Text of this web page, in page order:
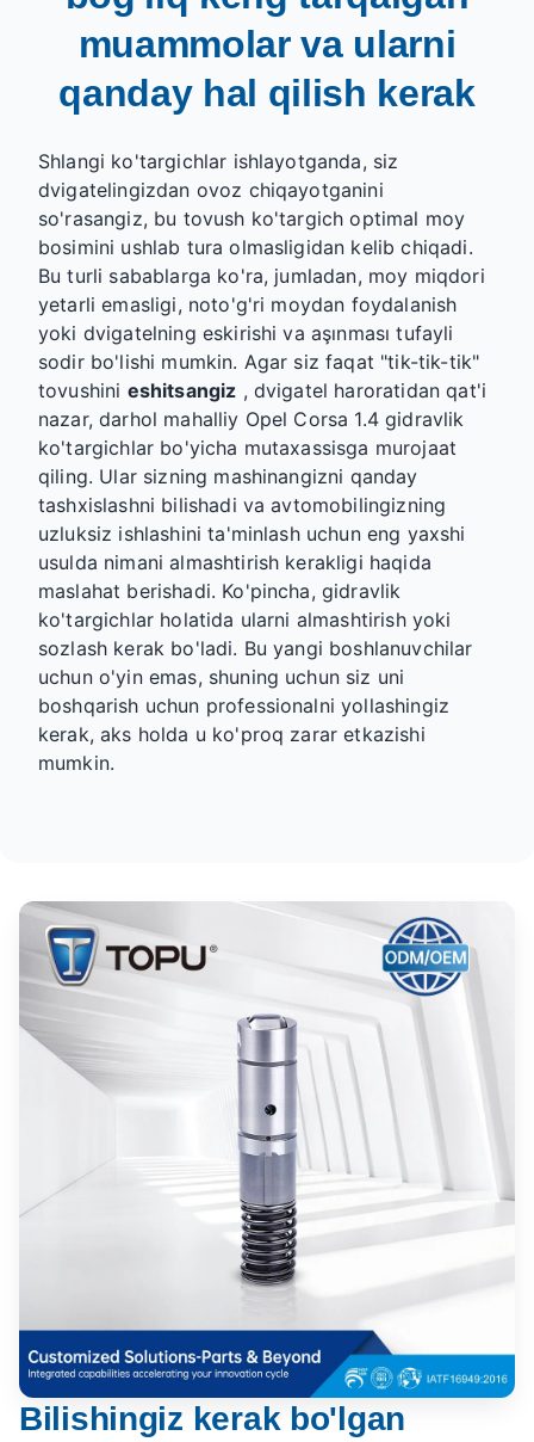
muammolar va ularni
qanday hal qilish kerak
Shlangi ko'targichlar ishlayotganda, siz
dvigatelingizdan ovoz chiqayotganini
so'rasangiz, bu tovush ko'targich optimal moy
bosimini ushlab tura olmasligidan kelib chiqadi.
Bu turli sabablarga ko'ra, jumladan, moy miqdori
yetarli emasligi, noto'g'ri moydan foydalanish
yoki dvigatelning eskirishi va aşınması tufayli
sodir bo'lishi mumkin. Agar siz faqat "tik-tik-tik"
tovushini eshitsangiz , dvigatel haroratidan qat'i
nazar, darhol mahalliy Opel Corsa 1.4 gidravlik
ko'targichlar bo'yicha mutaxassisga murojaat
qiling. Ular sizning mashinangizni qanday
tashxislashni bilishadi va avtomobilingizning
uzluksiz ishlashini ta'minlash uchun eng yaxshi
usulda nimani almashtirish kerakligi haqida
maslahat berishadi. Ko'pincha, gidravlik
ko'targichlar holatida ularni almashtirish yoki
sozlash kerak bo'ladi. Bu yangi boshlanuvchilar
uchun o'yin emas, shuning uchun siz uni
boshqarish uchun professionalni yollashingiz
kerak, aks holda u ko'proq zarar etkazishi
mumkin.
Bilishingiz kerak bo'lgan